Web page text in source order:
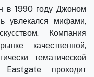
в 1990 году Джоном
увлекался мифами,
Компания
качественной,
тематической
проходит